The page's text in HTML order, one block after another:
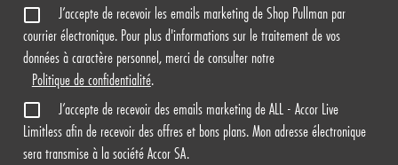
J’accepte de recevoir les emails marketing de Shop Pullman par
courrier électronique. Pour plus d'informations sur le traitement de vos
données à caractère personnel, merci de consulter notre
Politique de confidentialité.
J’accepte de recevoir des emails marketing de ALL - Accor Live
Limitless afin de recevoir des offres et bons plans. Mon adresse électronique
sera transmise à la société Accor SA.